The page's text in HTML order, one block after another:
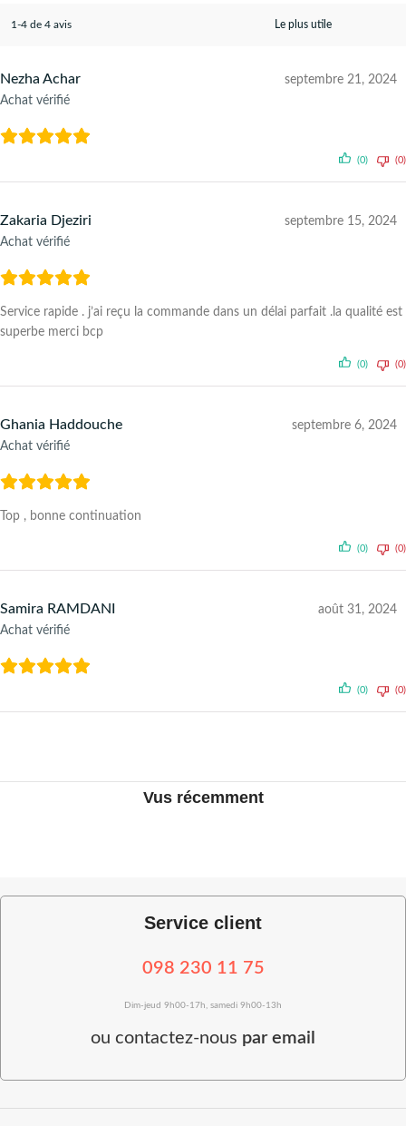
1-4 de 4 avis
Nezha Achar
Achat vérifié
septembre 21, 2024
(0) (0)
Zakaria Djeziri
Achat vérifié
septembre 15, 2024
Service rapide . j’ai reçu la commande dans un délai parfait .la qualité est
superbe merci bcp
(0) (0)
Ghania Haddouche
Achat vérifié
septembre 6, 2024
Top , bonne continuation
(0) (0)
Samira RAMDANI
Achat vérifié
août 31, 2024
(0) (0)
Vus récemment
Service client
098 230 11 75
Dim-jeud 9h00-17h, samedi 9h00-13h
ou contactez-nous par email